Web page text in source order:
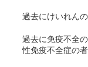
過去にけいれん
過去に免疫不全
性免疫不全症の